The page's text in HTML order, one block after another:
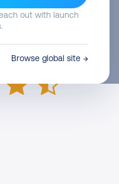
out with launch
Browse global site →